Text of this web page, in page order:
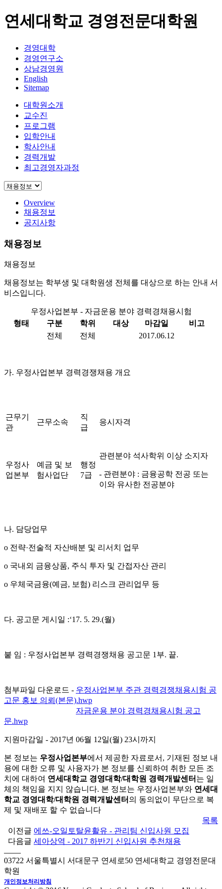
연세대학교 경영전문대학원
경영대학
경영연구소
상남경영원
English
Sitemap
대학원소개
교수진
프로그램
입학안내
학사안내
경력개발
최고경영자과정
Overview
채용정보
공지사항
채용정보
채용정보
채용정보는 학부생 및 대학원생 전체를 대상으로 하는 안내 서
비스입니다.
우정사업본부 - 자금운용 분야 경력경채용시험
형태
구분 학위 대상 마감일
비고
전체
전체 2017.06.12
가. 우정사업본부 경력경쟁채용 개요
근무기
관
근무소속
직
급
응시자격
우정사
업본부
예금 및 보
험사업단
행정
7급
관련분야 석사학위 이상 소지자
- 관련분야 : 금융공학 전공 또는
이와 유사한 전공분야
나. 담당업무
o 전략·전술적 자산배분 및 리서치 업무
o 국내외 금융상품, 주식 투자 및 간접자산 관리
o 우체국금융(예금, 보험) 리스크 관리업무 등
다. 공고문 게시일 :‘17. 5. 29.(월)
붙 임 : 우정사업본부 경력경쟁채용 공고문 1 부. 끝.
첨부파일 다운로드 - 우정사업본부 주관 경력경쟁채용시험 공
고문 홍보 의뢰(본문).hwp
자금운용 분야 경력경채용시험 공고
문.hwp
지원마감일 - 2017년 06월 12일(월) 23시까지
본 정보는 우정사업본부에서 제공한 자료로서, 기재된 정보 내
용에 대한 오류 및 사용자가 본 정보를 신뢰하여 취한 모든 조
치에 대하여 연세대학교 경영대학/대학원 경력개발센터 는 일
체의 책임을 지지 않습니다. 본 정보는 우정사업본부와 연세대
학교 경영대학/대학원 경력개발센터 의 동의없이 무단으로 복
제 및 재배포 할 수 없습니다
목록
이전글 에쓰-오일토탈윤활유 - 관리팀 신입사원 모집
다음글 세아상역 - 2017 하반기 신입사원 추천채용
03722 서울특별시 서대문구 연세로50 연세대학교 경영전문대
학원
개인정보처리방침